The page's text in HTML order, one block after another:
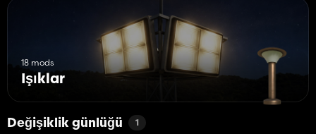
18 mods
Işıklar
Değişiklik günlüğü 1